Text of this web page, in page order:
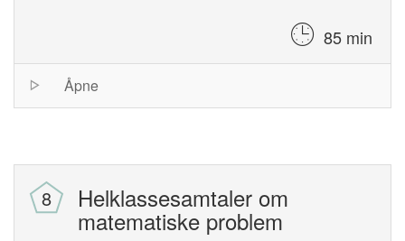
85 min
Åpne
Session
Helklassesamtaler om
matematiske problem